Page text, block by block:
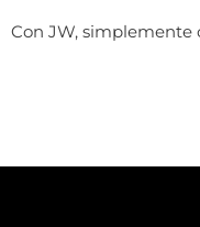
Con JW, simplemente